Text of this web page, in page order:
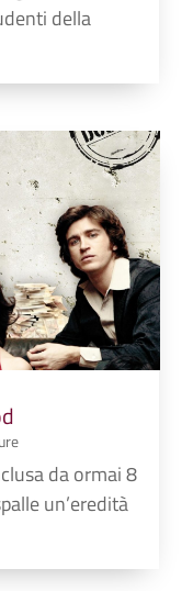
della
da ormai 8
un’eredità